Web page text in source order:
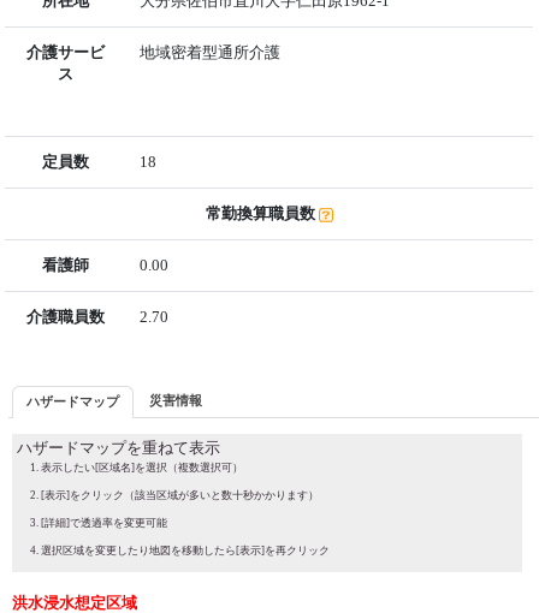
介護サービ
ス
地域密着型通所介護
定員数 18
常勤換算職員数
看護師 0.00
介護職員数 2.70
ハザードマップ 災害情報
ハザードマップを重ねて表示
表示したい[区域名]を選択（複数選択可）
[表示]をクリック（該当区域が多いと数十秒かかります）
[詳細]で透過率を変更可能
選択区域を変更したり地図を移動したら[表示]を再クリック
洪水浸水想定区域